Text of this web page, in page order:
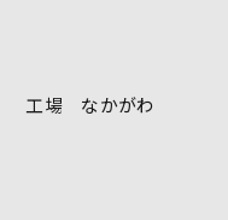
工場 なかがわ